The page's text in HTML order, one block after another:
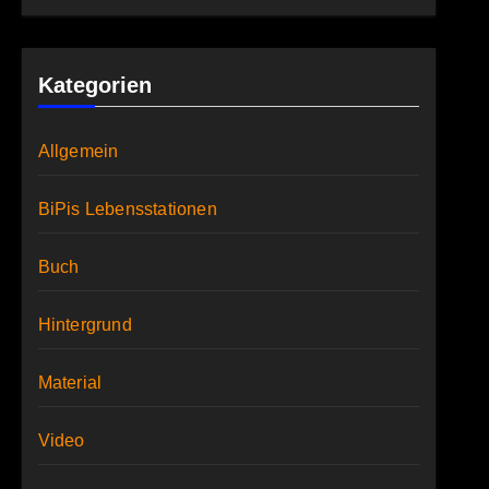
Kategorien
Allgemein
BiPis Lebensstationen
Buch
Hintergrund
Material
Video